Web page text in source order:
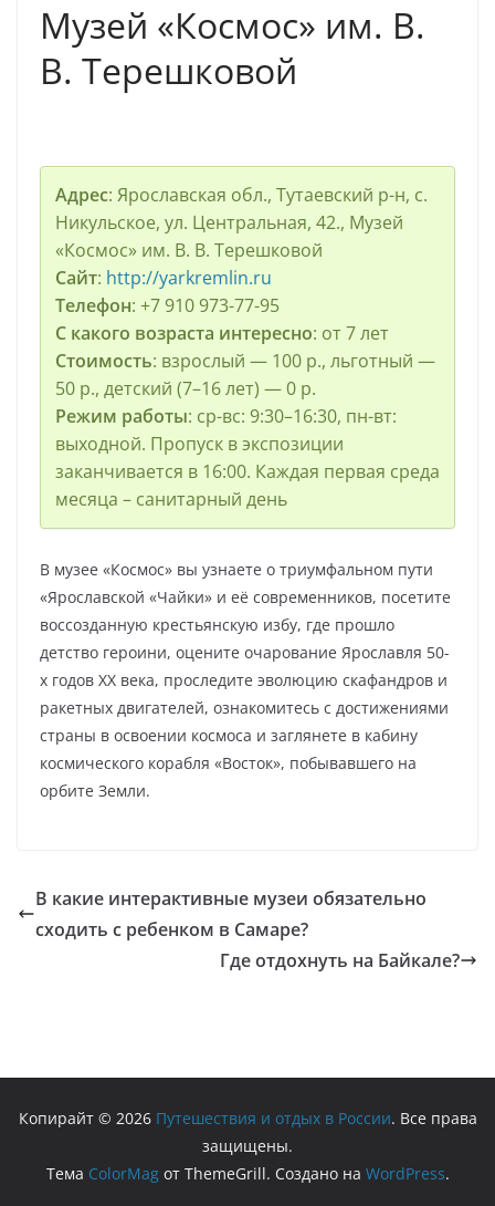
Музей «Космос» им. В.
В. Терешковой
Адрес: Ярославская обл., Тутаевский р-н, с.
Никульское, ул. Центральная, 42., Музей
«Космос» им. В. В. Терешковой
Сайт: http://yarkremlin.ru
Телефон: +7 910 973-77-95
С какого возраста интересно: от 7 лет
Стоимость: взрослый — 100 р., льготный —
50 р., детский (7–16 лет) — 0 р.
Режим работы: ср-вс: 9:30–16:30, пн-вт:
выходной. Пропуск в экспозиции
заканчивается в 16:00. Каждая первая среда
месяца – санитарный день
В музее «Космос» вы узнаете о триумфальном пути
«Ярославской «Чайки» и её современников, посетите
воссозданную крестьянскую избу, где прошло
детство героини, оцените очарование Ярославля 50-
х годов ХХ века, проследите эволюцию скафандров и
ракетных двигателей, ознакомитесь с достижениями
страны в освоении космоса и заглянете в кабину
космического корабля «Восток», побывавшего на
орбите Земли.
В какие интерактивные музеи обязательно
сходить с ребенком в Самаре?
Где отдохнуть на Байкале?
Копирайт © 2026 Путешествия и отдых в России. Все права
защищены.
Тема ColorMagот ThemeGrill. Создано на WordPress.